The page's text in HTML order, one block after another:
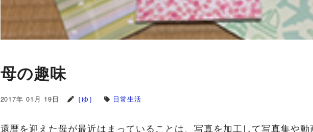
母の趣味
2017年 01月 19日 ［ゆ］ 日常生活
還暦を迎えた母が最近はまっていることは、写真を加工して写真集や動